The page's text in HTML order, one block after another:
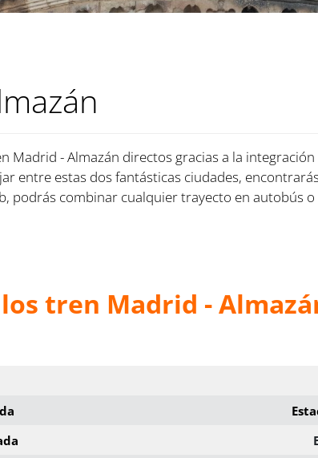
Madrid - Almazán directos gracias a la
entre estas dos fantásticas ciudades,
podrás combinar cualquier trayecto en autobús
tren Madrid -